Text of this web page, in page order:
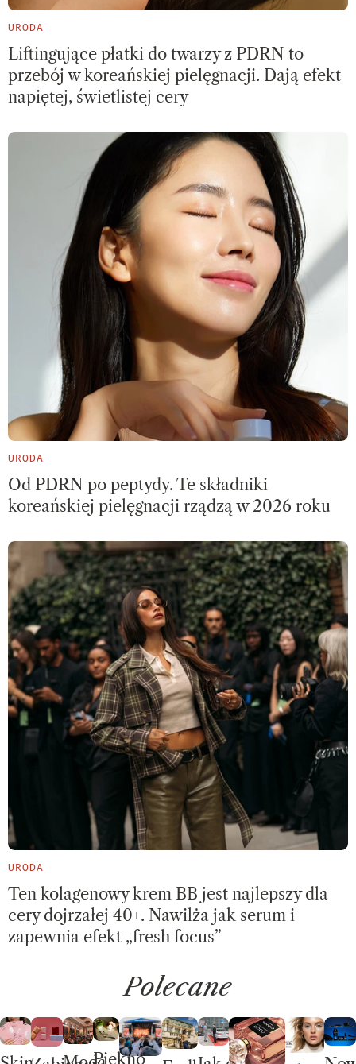
URODA
Liftingujące płatki do twarzy z PDRN to
przebój w koreańskiej pielęgnacji. Dają efekt
napiętej, świetlistej cery
URODA
Od PDRN po peptydy. Te składniki
koreańskiej pielęgnacji rządzą w 2026 roku
URODA
Ten kolagenowy krem BB jest najlepszy dla
cery dojrzałej 40+. Nawilża jak serum i
zapewnia efekt „fresh focus”
Polecane
Piękno